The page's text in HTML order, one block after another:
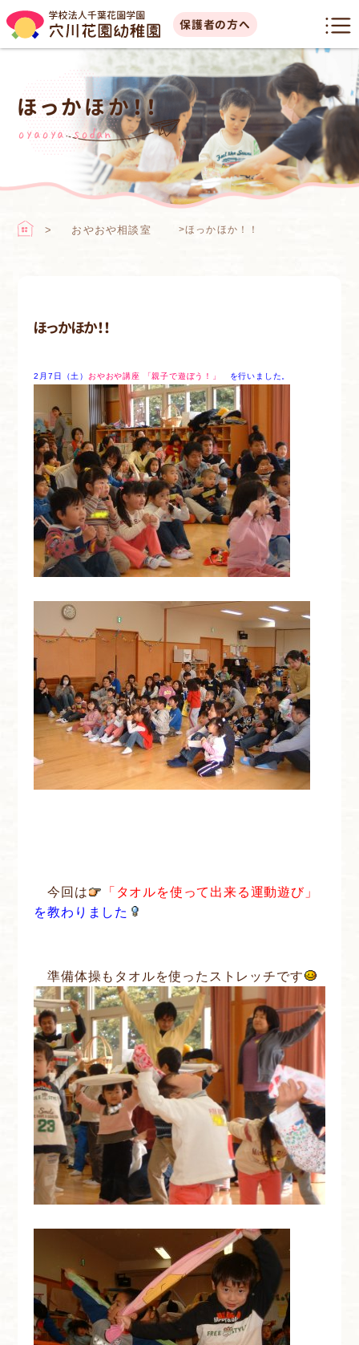
保護者の方へ
ほっかほか！！
oyaoya sodan
おやおや相談室 >ほっかほか！！
ほっかほか！！
2月7日（土） おやおや講座 「親子で遊ぼう！」 を行いました。
今回は
「タオルを使って出来る運動遊び」
を教わりました
準備体操もタオルを使ったストレッチです